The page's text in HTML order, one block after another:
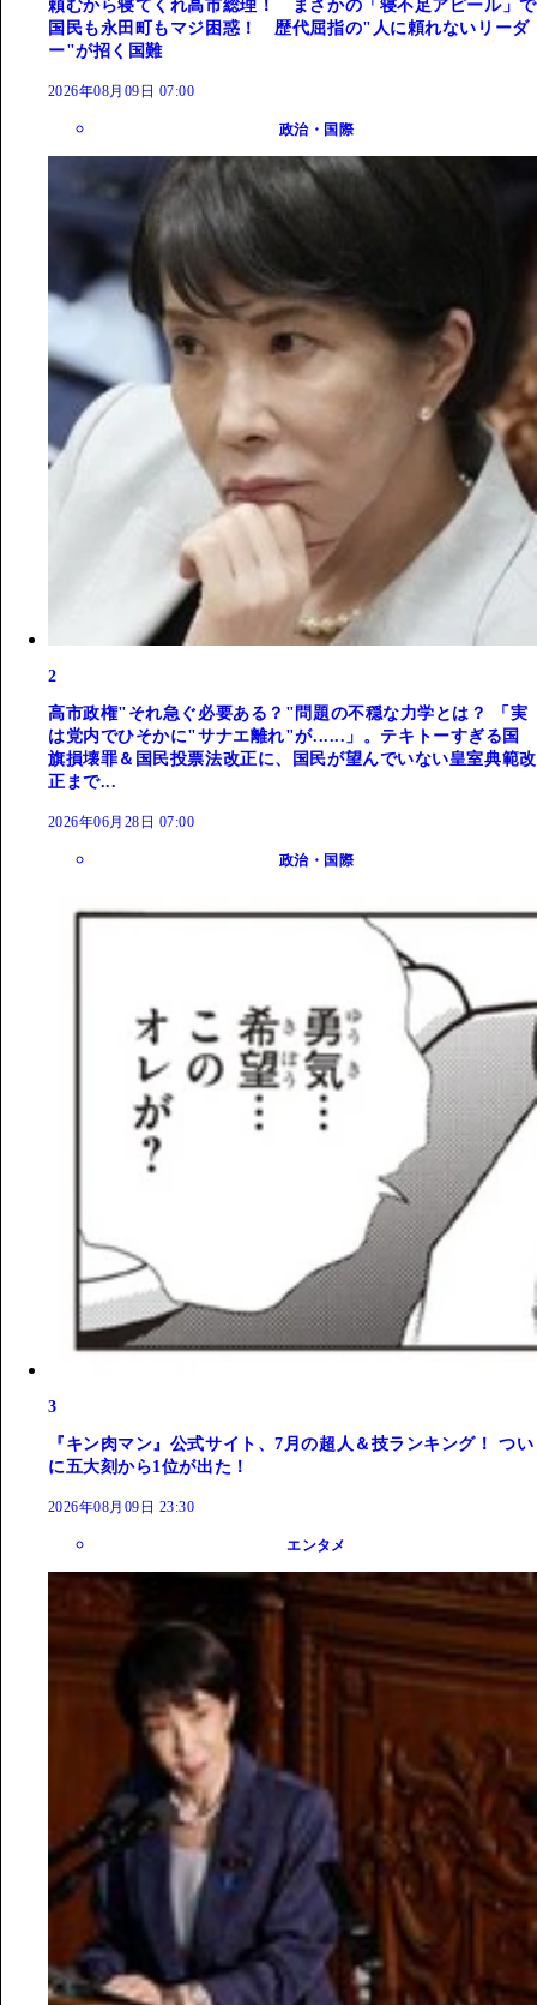
頼むから寝てくれ高市総理！ まさかの「寝不足アピール」で
国民も永田町もマジ困惑！ 歴代屈指の"人に頼れないリーダ
ー"が招く国難
2026年08月09日 07:00
政治・国際
2
高市政権"それ急ぐ必要ある？"問題の不穏な力学とは？ 「実
は党内でひそかに"サナエ離れ"が......」。テキトーすぎる国
旗損壊罪＆国民投票法改正に、国民が望んでいない皇室典範改
正まで...
2026年06月28日 07:00
政治・国際
3
『キン肉マン』公式サイト、7月の超人＆技ランキング！ つい
に五大刻から1位が出た！
2026年08月09日 23:30
エンタメ